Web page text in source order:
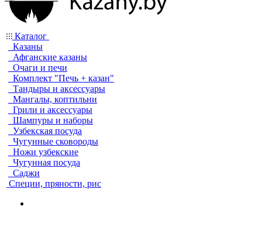
Каталог
Казаны
Афганские казаны
Очаги и печи
Комплект "Печь + казан"
Тандыры и аксессуары
Мангалы, коптильни
Грили и аксессуары
Шампуры и наборы
Узбекская посуда
Чугунные сковороды
Ножи узбекские
Чугунная посуда
Саджи
Специи, пряности, рис